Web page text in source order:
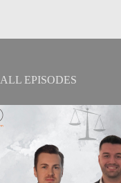
ALL EPISODES